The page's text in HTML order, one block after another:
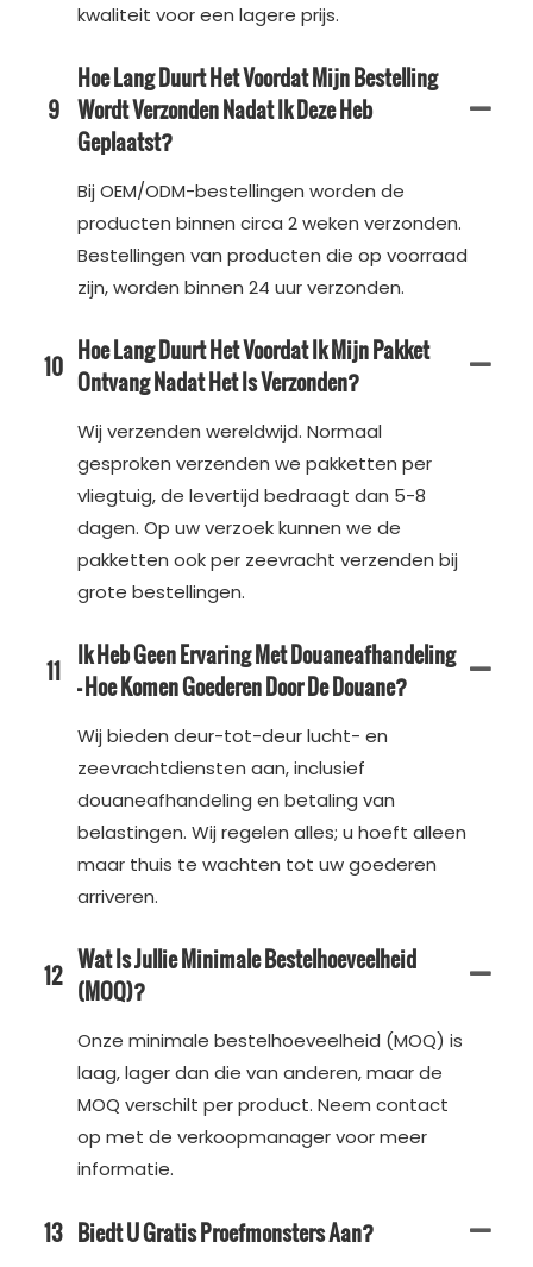
kwaliteit voor een lagere prijs.
9
Hoe Lang Duurt Het Voordat Mijn Bestelling
Wordt Verzonden Nadat Ik Deze Heb
Geplaatst?
Bij OEM/ODM-bestellingen worden de
producten binnen circa 2 weken verzonden.
Bestellingen van producten die op voorraad
zijn, worden binnen 24 uur verzonden.
10 Hoe Lang Duurt Het Voordat Ik Mijn Pakket
Ontvang Nadat Het Is Verzonden?
Wij verzenden wereldwijd. Normaal
gesproken verzenden we pakketten per
vliegtuig, de levertijd bedraagt ​​dan 5-8
dagen. Op uw verzoek kunnen we de
pakketten ook per zeevracht verzenden bij
grote bestellingen.
11 Ik Heb Geen Ervaring Met Douaneafhandeling
– Hoe Komen Goederen Door De Douane?
Wij bieden deur-tot-deur lucht- en
zeevrachtdiensten aan, inclusief
douaneafhandeling en betaling van
belastingen. Wij regelen alles; u hoeft alleen
maar thuis te wachten tot uw goederen
arriveren.
12 Wat Is Jullie Minimale Bestelhoeveelheid
(MOQ)?
Onze minimale bestelhoeveelheid (MOQ) is
laag, lager dan die van anderen, maar de
MOQ verschilt per product. Neem contact
op met de verkoopmanager voor meer
informatie.
13 Biedt U Gratis Proefmonsters Aan?